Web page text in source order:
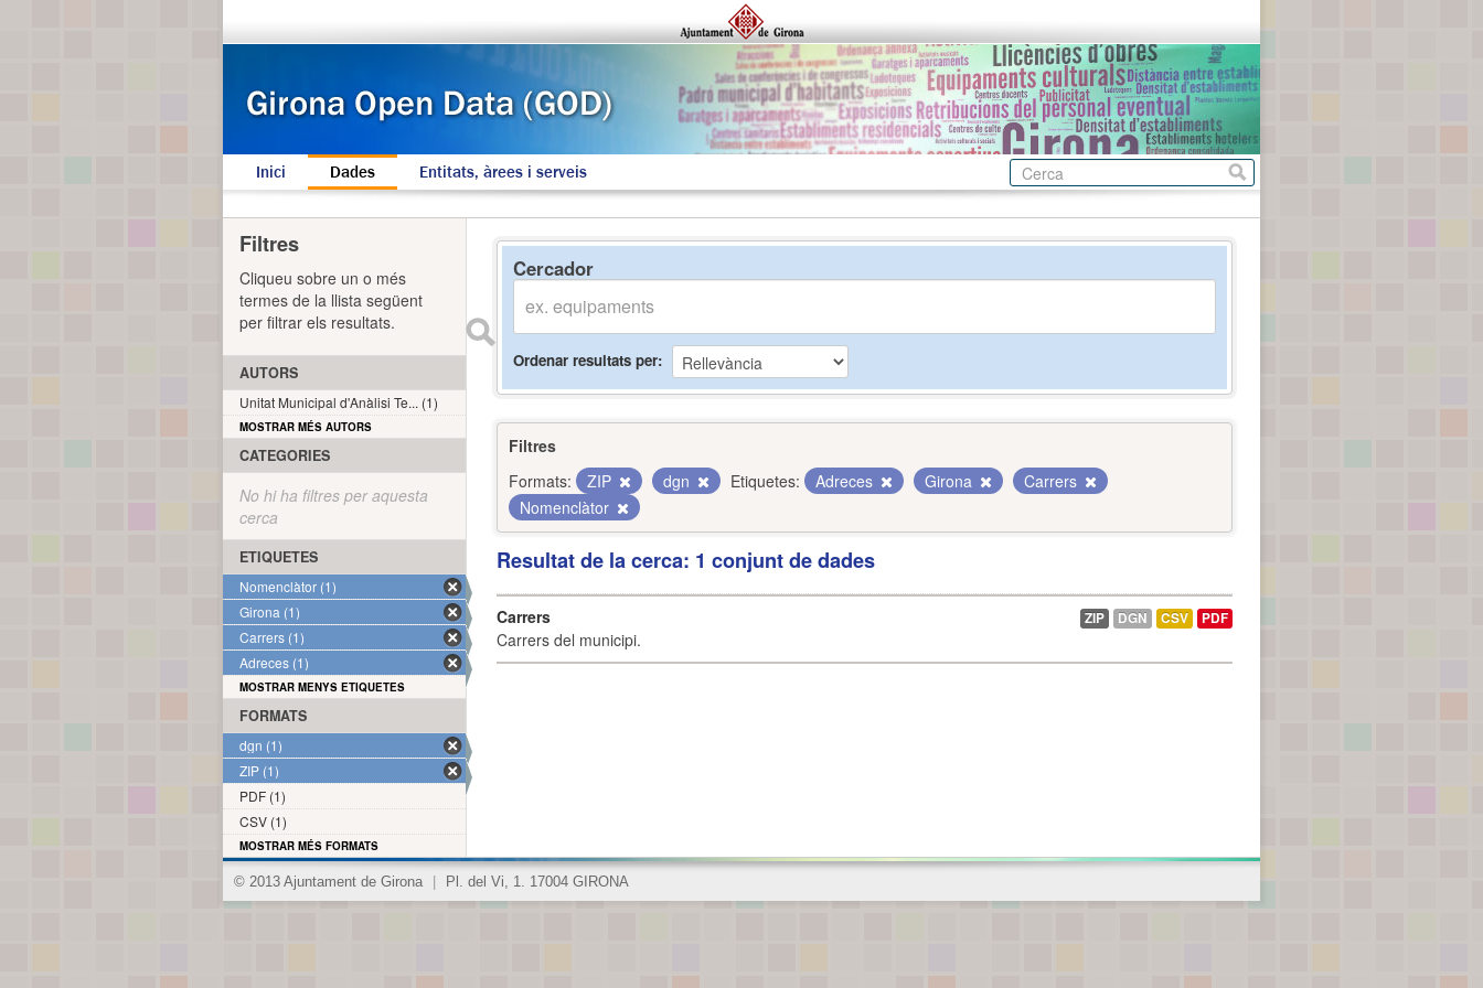
Inici Dades Entitats, àrees i serveis
Cercador
Ordenar resultats per
Filtres
Formats:
ZIP dgn Etiquetes: Adreces Girona
Carrers
Nomenclàtor
Resultat de la cerca: 1 conjunt de dades
Carrers
Carrers del municipi.
ZIP DGN CSV PDF
Filtres
Cliqueu sobre un o més
termes de la llista següent
per filtrar els resultats.
AUTORS
Unitat Municipal d'Anàlisi Te... (1)
MOSTRAR MÉS AUTORS
CATEGORIES
No hi ha filtres per aquesta
cerca
ETIQUETES
Nomenclàtor (1)
Girona (1)
Carrers (1)
Adreces (1)
MOSTRAR MENYS ETIQUETES
FORMATS
dgn (1)
ZIP (1)
PDF (1)
CSV (1)
MOSTRAR MÉS FORMATS
© 2013 Ajuntament de Girona Pl. del Vi, 1. 17004 GIRONA